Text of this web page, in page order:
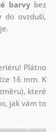
barvybez
do ovzduší,
Plátno
16 mm. K
které
jak vám to